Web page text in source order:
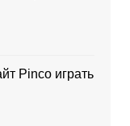
Pinco играть